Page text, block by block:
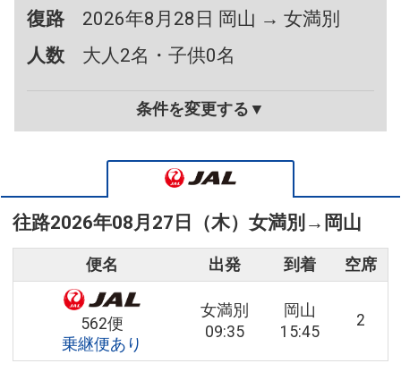
復路
2026年8月28日 岡山 → 女満別
人数
大人2名・子供0名
条件を変更する▼
往路2026年08月27日（木） 女満別 → 岡山
便名 出発 到着 空席
562便
乗継便あり
女満別
09:35
岡山
15:45
2